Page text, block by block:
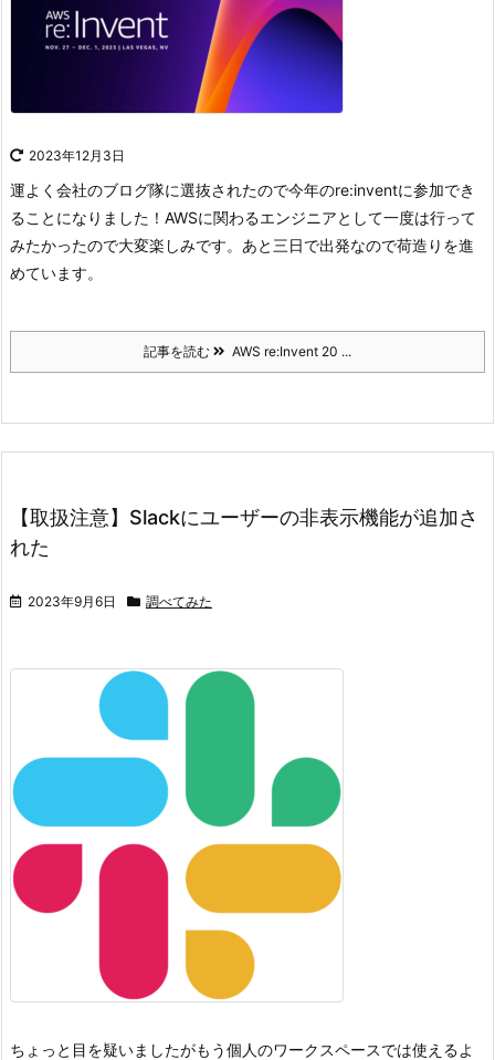
2023年12月3日
運よく会社のブログ隊に選抜されたので今年のre:inventに参加でき
ることになりました！ AWSに関わるエンジニアとして一度は行って
みたかったので大変楽しみです。 あと三日で出発なので荷造りを進
めています。
記事を読む AWS re:Invent 20 ...
【取扱注意】Slackにユーザーの非表示機能が追加さ
れた
2023年9月6日 調べてみた
ちょっと目を疑いましたがもう個人のワークスペースでは使えるよ